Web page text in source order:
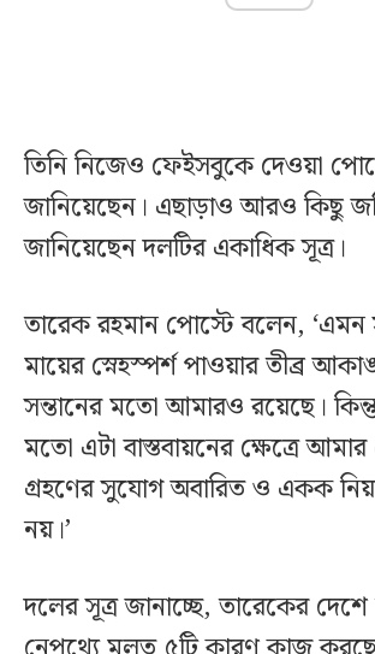
তিনি নিজেও ফেইসবুকে দেওয়া
জানিয়েছেন। এছাড়াও আরও কিছু
জানিয়েছেন দলটির একাধিক সূত্র।
তারেক রহমান পোস্টে বলেন,
মায়ের স্নেহস্পর্শ পাওয়ার তীব্র
সন্তানের মতো আমারও রয়েছে।
মতো এটা বাস্তবায়নের ক্ষেত্রে
গ্রহণের সুযোগ অবারিত ও একক
নয়।’
দলের সূত্র জানাচ্ছে, তারেকের